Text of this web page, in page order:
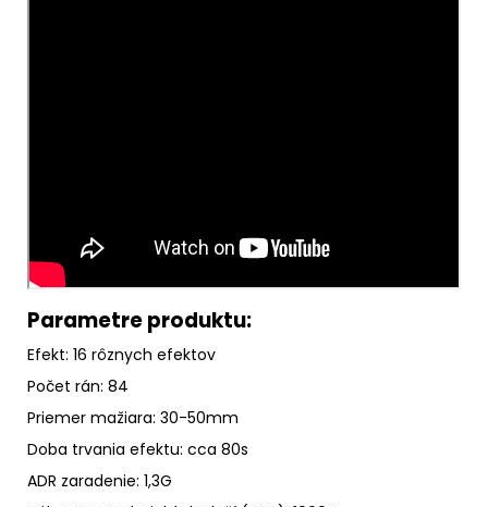
Parametre produktu:
Efekt: 16 rôznych efektov
Počet rán: 84
Priemer mažiara: 30-50mm
Doba trvania efektu: cca 80s
ADR zaradenie: 1,3G